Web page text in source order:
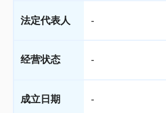
法定代表人 -
经营状态 -
成立日期 -